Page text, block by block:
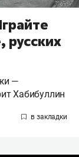
русских
—
Хабибуллин